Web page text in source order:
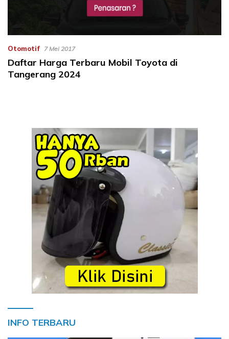
Otomotif 7 Mei 2017
Daftar Harga Terbaru Mobil Toyota di
Tangerang 2024
INFO TERBARU